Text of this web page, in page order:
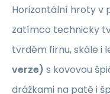
Horizontální hroty v
zatímco technicky
tvrdém firnu, skále i
verze) s kovovou
drážkami na patě i